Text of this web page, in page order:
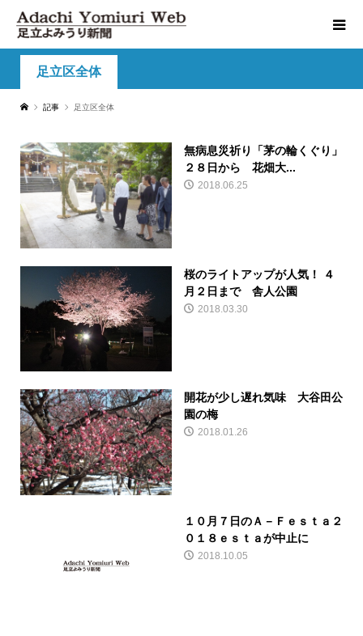
足立区全体
記事 足立区全体
無病息災祈り「茅の輪くぐり」
２８日から 花畑大...
2018.06.25
桜のライトアップが人気！ ４
月２日まで 舎人公園
2018.03.30
開花が少し遅れ気味 大谷田公
園の梅
2018.01.26
１０月７日のＡ－Ｆｅｓｔａ２
０１８ｅｓｔａが中止に
2018.10.05